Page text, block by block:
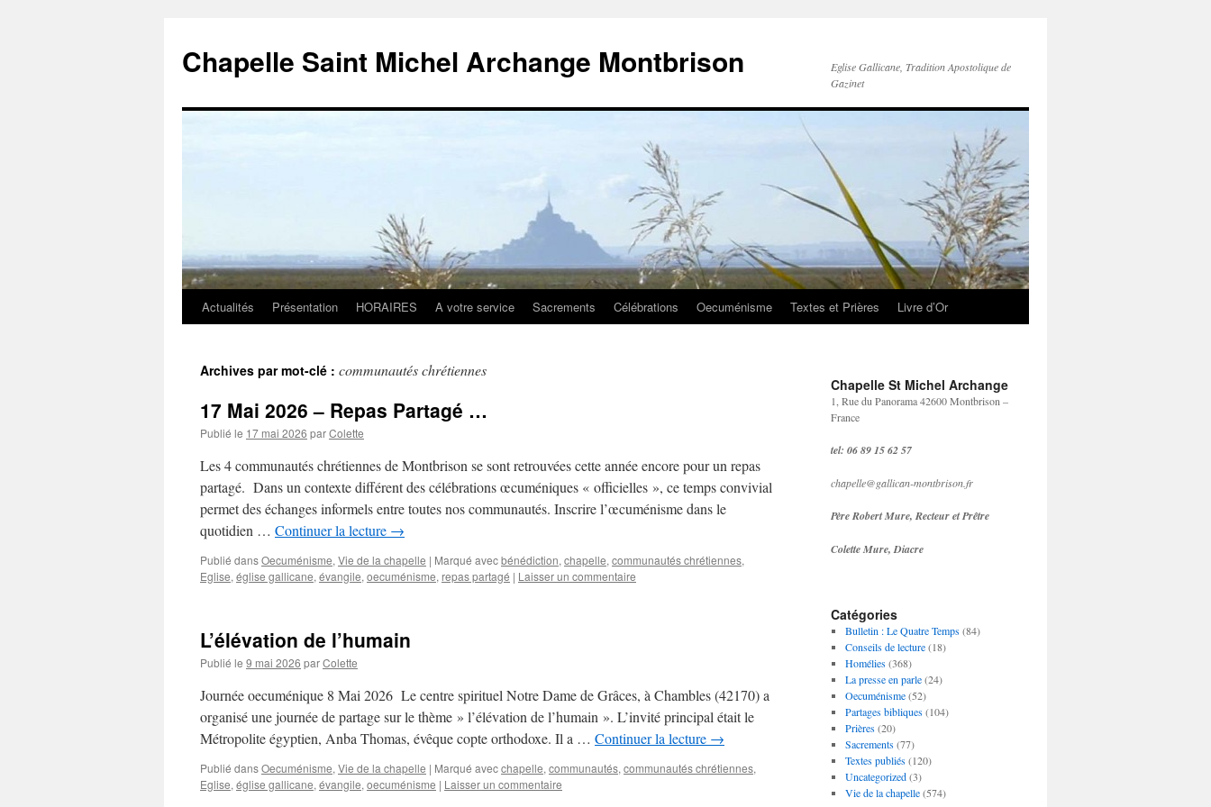
Chapelle Saint Michel Archange Montbrison
Eglise Gallicane, Tradition Apostolique de
Gazinet
Aller
contenu
Actualités Présentation HORAIRES A votre service Sacrements Célébrations Oecuménisme Textes et Prières Livre d’Or
Archives par mot-clé : communautés chrétiennes
17 Mai 2026 – Repas Partagé …
Publié le 17 mai 2026 parColette
Les 4 communautés chrétiennes de Montbrison se sont retrouvées cette année encore pour un repas
partagé. Dans un contexte différent des célébrations œcuméniques « officielles », ce temps convivial
permet des échanges informels entre toutes nos communautés. Inscrire l’œcuménisme dans le
quotidien … Continuer la lecture →
Publié dansOecuménisme, Vie de la chapelle | Marqué avecbénédiction, chapelle, communautés chrétiennes,
Eglise, église gallicane, évangile, oecuménisme, repas partagé | Laisser un commentaire
L’élévation de l’humain
Publié le 9 mai 2026 parColette
Journée oecuménique 8 Mai 2026 Le centre spirituel Notre Dame de Grâces, à Chambles (42170) a
organisé une journée de partage sur le thème » l’élévation de l’humain ». L’invité principal était le
Métropolite égyptien, Anba Thomas, évêque copte orthodoxe. Il a … Continuer la lecture →
Publié dansOecuménisme, Vie de la chapelle | Marqué avecchapelle, communautés, communautés chrétiennes,
Eglise, église gallicane, évangile, oecuménisme | Laisser un commentaire
Chapelle St Michel Archange
1, Rue du Panorama 42600 Montbrison –
France
tel: 06 89 15 62 57
chapelle@gallican-montbrison.fr
Père Robert Mure, Recteur et Prêtre
Colette Mure, Diacre
Catégories
Bulletin : Le Quatre Temps(84)
Conseils de lecture(18)
Homélies(368)
La presse en parle(24)
Oecuménisme(52)
Partages bibliques(104)
Prières(20)
Sacrements(77)
Textes publiés(120)
Uncategorized(3)
Vie de la chapelle(574)